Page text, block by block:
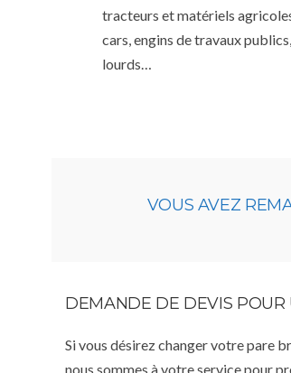
tracteurs et matériels
cars, engins de travaux
lourds…
VOUS AVEZ
DEMANDE DE DEVIS
Si vous désirez changer votre pare
nous sommes à votre service pour